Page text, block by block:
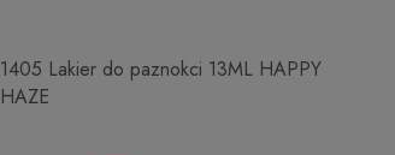
1405 Lakier do paznokci 13ML HAPPY
HAZE